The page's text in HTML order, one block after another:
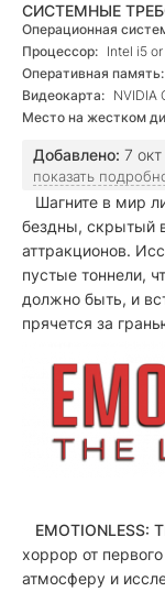
СИСТЕМНЫЕ
Операционная
Процессор: Intel i5
Оперативная память:
Видеокарта: NVIDIA
newer
Место на жестком
Добавлено: 7
показать
Шагните в мир
бездны, скрытый
аттракционов.
пустые тоннели,
должно быть, и
прячется за
EMOTIONLESS:
хоррор от
атмосферу и